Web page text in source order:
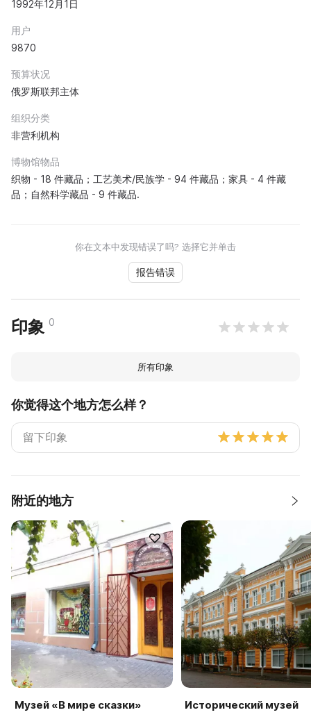
1992年12月1日
用户
9870
预算状况
俄罗斯联邦主体
组织分类
非营利机构
博物馆物品
织物 - 18 件藏品；工艺美术/民族学 - 94 件藏品；家具 - 4 件藏
品；自然科学藏品 - 9 件藏品.
你在文本中发现错误了吗? 选择它并单击
报告错误
印象 0
所有印象
你觉得这个地方怎么样？
附近的地方
Музей «В мире сказки» Исторический музей